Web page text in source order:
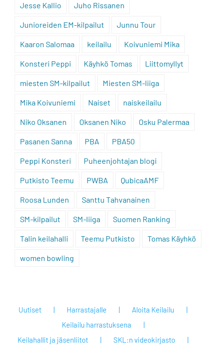
Jesse Kallio Juho Rissanen
Junioreiden EM-kilpailut Junnu Tour
Kaaron Salomaa keilailu Koivuniemi Mika
Konsteri Peppi Käyhkö Tomas Liittomyllyt
miesten SM-kilpailut Miesten SM-liiga
Mika Koivuniemi Naiset naiskeilailu
Niko Oksanen Oksanen Niko Osku Palermaa
Pasanen Sanna PBA PBA50
Peppi Konsteri Puheenjohtajan blogi
Putkisto Teemu PWBA QubicaAMF
Roosa Lunden Santtu Tahvanainen
SM-kilpailut SM-liiga Suomen Ranking
Talin keilahalli Teemu Putkisto Tomas Käyhkö
women bowling
Uutiset Harrastajalle
Aloita Keilailu
Keilailu harrastuksena
Keilahallit ja jäsenliitot
SKL:n videokirjasto